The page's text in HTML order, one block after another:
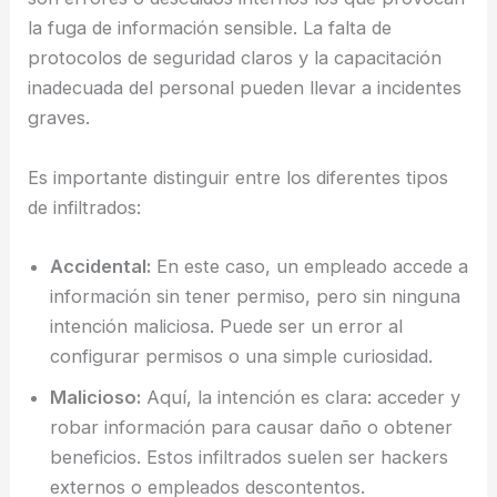
la fuga de información sensible. La falta de
protocolos de seguridad claros y la capacitación
inadecuada del personal pueden llevar a incidentes
graves.
Es importante distinguir entre los diferentes tipos
de infiltrados:
Accidental: En este caso, un empleado accede a
información sin tener permiso, pero sin ninguna
intención maliciosa. Puede ser un error al
configurar permisos o una simple curiosidad.
Malicioso: Aquí, la intención es clara: acceder y
robar información para causar daño o obtener
beneficios. Estos infiltrados suelen ser hackers
externos o empleados descontentos.